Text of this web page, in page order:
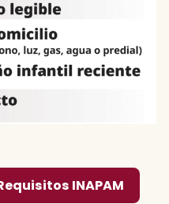
INAPAM